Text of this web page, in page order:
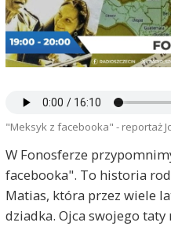
"Meksyk z facebooka" - reportaż
W Fonosferze
facebooka". To historia
Matias, która przez wiele
dziadka. Ojca swojego taty